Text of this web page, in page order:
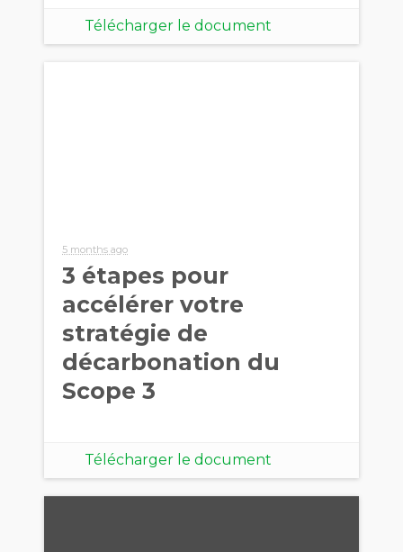
Télécharger le document
5 months ago
3 étapes pour
accélérer votre
stratégie de
décarbonation du
Scope 3
Télécharger le document